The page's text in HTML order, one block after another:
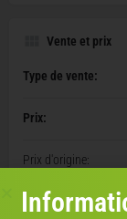
Vente et prix
Type de vente:
Prix:
Prix d'origine:
Opportunité: